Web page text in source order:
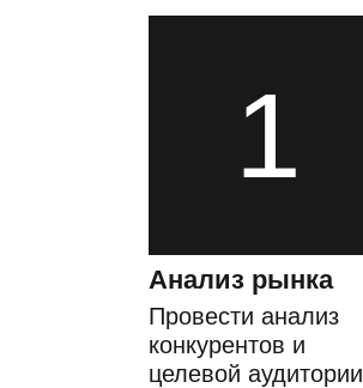
Анализ рынка
Провести анализ
конкурентов и
целевой аудитории
1